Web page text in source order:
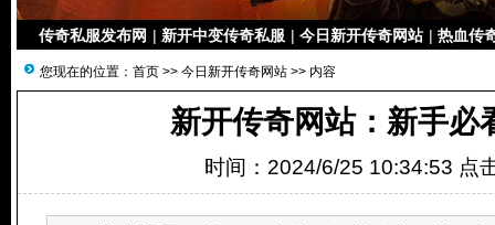
传奇私服发布网 | 新开中变传奇私服 | 今日新开传奇网站 | 热血传
您现在的位置： 首页 >> 今日新开传奇网站 >> 内容
新开传奇网站：新手必
时间：2024/6/25 10:34:53 点